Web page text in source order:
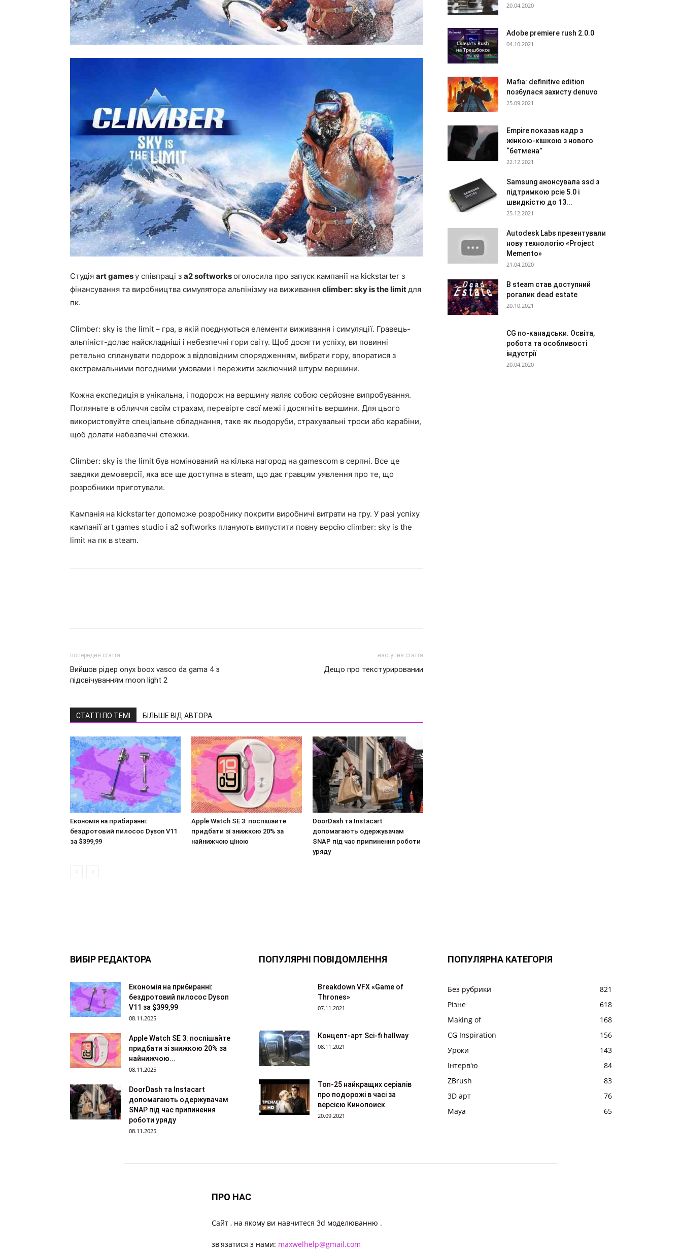
Студія art gamesу співпраці з a2 softworksоголосила про запуск кампанії на kickstarter з
фінансування та виробництва симулятора альпінізму на виживання climber: sky is the limitдля
пк.
Climber: sky is the limit – гра, в якій поєднуються елементи виживання і симуляції. Гравець-
альпініст-долає найскладніші і небезпечні гори світу. Щоб досягти успіху, ви повинні
ретельно спланувати подорож з відповідним спорядженням, вибрати гору, впоратися з
екстремальними погодними умовами і пережити заключний штурм вершини.
Кожна експедиція в унікальна, і подорож на вершину являє собою серйозне випробування.
Погляньте в обличчя своїм страхам, перевірте свої межі і досягніть вершини. Для цього
використовуйте спеціальне обладнання, таке як льодоруби, страхувальні троси або карабіни,
щоб долати небезпечні стежки.
Climber: sky is the limit був номінований на кілька нагород на gamescom в серпні. Все це
завдяки демоверсії, яка все ще доступна в steam, що дає гравцям уявлення про те, що
розробники приготували.
Кампанія на kickstarter допоможе розробнику покрити виробничі витрати на гру. У разі успіху
кампанії art games studio і a2 softworks планують випустити повну версію climber: sky is the
limit на пк в steam.
попередня стаття
Вийшов рідер onyx boox vasco da gama 4 з
підсвічуванням moon light 2
наступна стаття
Дещо про текстурировании
СТАТТІ ПО ТЕМІ БІЛЬШЕ ВІД АВТОРА
Економія на прибиранні:
бездротовий пилосос Dyson V11
за $399,99
Apple Watch SE 3: поспішайте
придбати зі знижкою 20% за
найнижчою ціною
DoorDash та Instacart
допомагають одержувачам
SNAP під час припинення роботи
уряду
20.04.2020
Adobe premiere rush 2.0.0
04.10.2021
Mafia: definitive edition
позбулася захисту denuvo
25.09.2021
Empire показав кадр з
жінкою-кішкою з нового
“бетмена”
22.12.2021
Samsung анонсувала ssd з
підтримкою pcie 5.0 і
швидкістю до 13...
25.12.2021
Autodesk Labs презентували
нову технологію «Project
Memento»
21.04.2020
В steam став доступний
рогалик dead estate
20.10.2021
CG по-канадськи. Освіта,
робота та особливості
індустрії
20.04.2020
ВИБІР РЕДАКТОРА
Економія на прибиранні:
бездротовий пилосос Dyson
V11 за $399,99
08.11.2025
Apple Watch SE 3: поспішайте
придбати зі знижкою 20% за
найнижчою...
08.11.2025
DoorDash та Instacart
допомагають одержувачам
SNAP під час припинення
роботи уряду
08.11.2025
ПОПУЛЯРНІ ПОВІДОМЛЕННЯ
Breakdown VFX «Game of
Thrones»
07.11.2021
Концепт-арт Sci-fi hallway
08.11.2021
Топ-25 найкращих серіалів
про подорожі в часі за
версією Кинопоиск
20.09.2021
ПОПУЛЯРНА КАТЕГОРІЯ
Без рубрики
821
Різне
618
Making of
168
CG Inspiration
156
Уроки
143
Інтерв'ю
84
ZBrush
83
3D арт
76
Maya
65
ПРО НАС
Cайт , на якому ви навчитеся 3d моделюванню .
зв'язатися з нами: maxwelhelp@gmail.com